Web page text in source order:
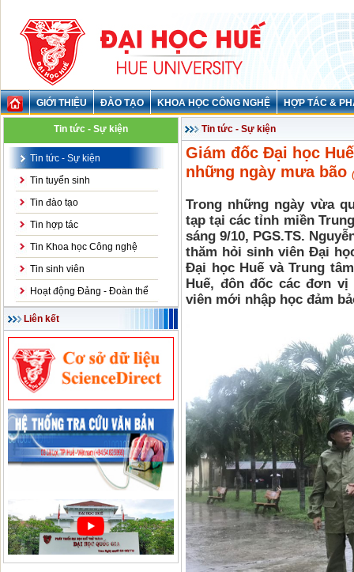
GIỚI THIỆU ĐÀO TẠO KHOA HỌC CÔNG NGHỆ HỢP TÁC &
Tin tức - Sự kiện
Tin tức - Sự kiện
Tin tuyển sinh
Tin đào tạo
Tin hợp tác
Tin Khoa học Công nghệ
Tin sinh viên
Hoạt động Đảng - Đoàn thể
Liên kết
Tin tức - Sự kiện
Giám đốc Đại học
những ngày mưa bão
Trong những ngày vừa
tạp tại các tỉnh miền
sáng 9/10, PGS.TS.
thăm hỏi sinh viên Đại
Đại học Huế và Trung
Huế, đôn đốc các đơn
viên mới nhập học đảm